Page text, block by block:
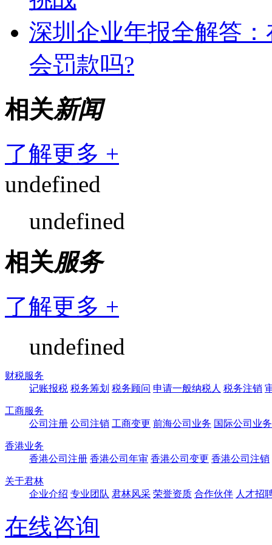
深圳企业年报全解答
会罚款吗?
相关新闻
了解更多 +
undefined
undefined
相关服务
了解更多 +
undefined
财税服务
记账报税 税务筹划 税务顾问 申请一般纳税人 税务注销
工商服务
公司注册 公司注销 工商变更 前海公司业务 国际公司业务
香港业务
香港公司注册 香港公司年审 香港公司变更 香港公司注销
关于君林
企业介绍 专业团队 君林风采 荣誉资质 合作伙伴 人才招
在线咨询